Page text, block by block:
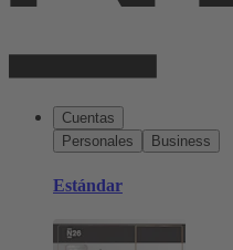
Cuentas
Personales
Business
Estándar